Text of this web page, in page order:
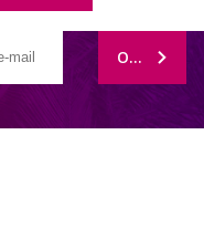
ODEBÍRAT